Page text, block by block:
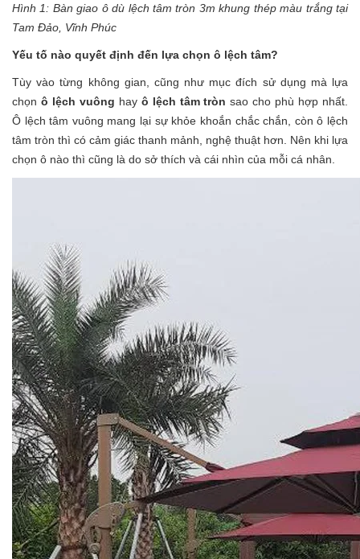
Hình 1: Bàn giao ô dù lệch tâm tròn 3m khung thép màu trắngtại
Tam Đảo, Vĩnh Phúc
Yếu tố nào quyết định đến lựa chọn ô lệch tâm?
Tùy vào từng không gian, cũng như mục đích sử dụng mà lựa
chọn ô lệch vuông hay ô lệch tâm tròn sao cho phù hợp nhất.
Ô lệch tâm vuông mang lại sự khỏe khoắn chắc chắn, còn ô lệch
tâm tròn thì có cảm giác thanh mảnh, nghệ thuật hơn. Nên khi lựa
chọn ô nào thì cũng là do sở thích và cái nhìn của mỗi cá nhân.